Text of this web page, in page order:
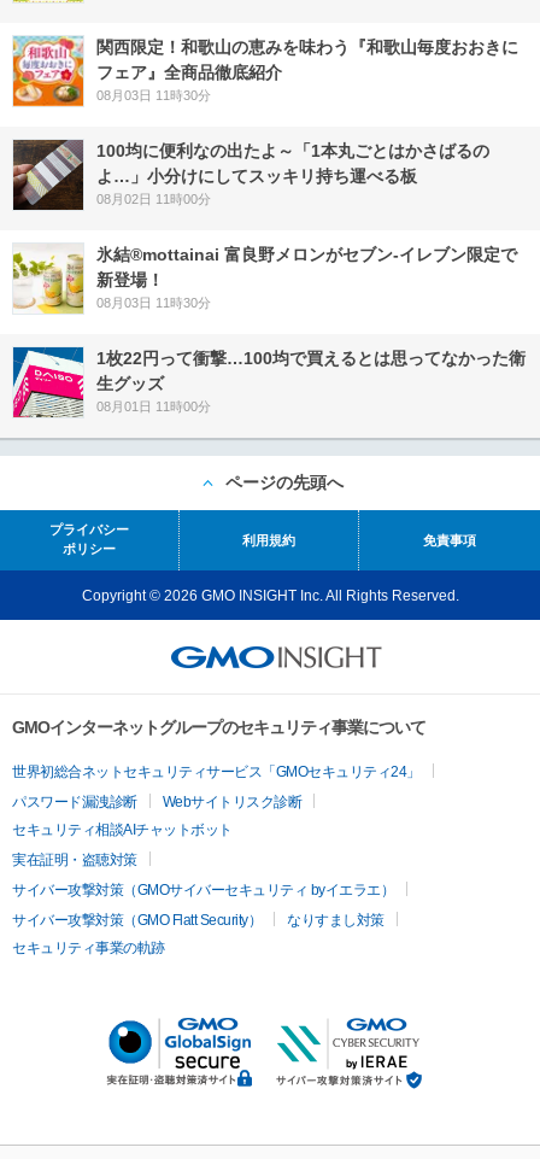
関西限定！和歌山の恵みを味わう『和歌山毎度おおきに
フェア』全商品徹底紹介
08月03日 11時30分
100均に便利なの出たよ～「1本丸ごとはかさばるの
よ…」小分けにしてスッキリ持ち運べる板
08月02日 11時00分
氷結®mottainai 富良野メロンがセブン‐イレブン限定で
新登場！
08月03日 11時30分
1枚22円って衝撃…100均で買えるとは思ってなかった衛
生グッズ
08月01日 11時00分
ページの先頭へ
プライバシー
ポリシー
利用規約 免責事項
Copyright © 2026 GMO INSIGHT Inc. All Rights Reserved.
GMOインターネットグループのセキュリティ事業について
世界初総合ネットセキュリティサービス「GMOセキュリティ24」
パスワード漏洩診断
Webサイトリスク診断
セキュリティ相談AIチャットボット
実在証明・盗聴対策
サイバー攻撃対策（GMOサイバーセキュリティ byイエラエ）
サイバー攻撃対策（GMO Flatt Security）
なりすまし対策
セキュリティ事業の軌跡